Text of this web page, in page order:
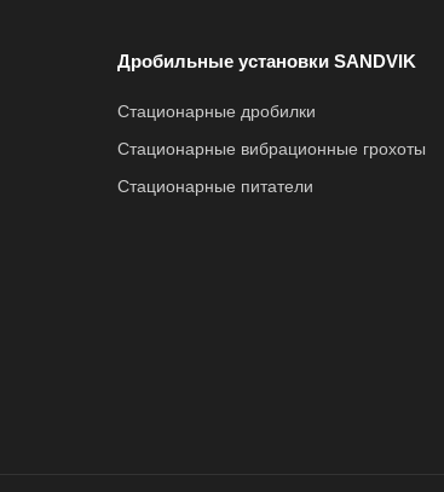
Дробильные установки SANDVIK
Стационарные дробилки
Стационарные вибрационные грохоты
Стационарные питатели